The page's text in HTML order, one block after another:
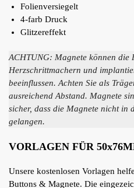
Folienversiegelt
4-farb Druck
Glitzereffekt
ACHTUNG: Magnete können die
Herzschrittmachern und
beeinflussen. Achten Sie als
ausreichend Abstand. Magnete
sicher, dass die Magnete nicht in
gelangen.
VORLAGEN FÜR
Unsere kostenlosen Vorlagen
Buttons & Magnete. Die